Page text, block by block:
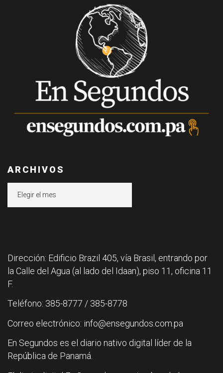
ARCHIVOS
Dirección: Edificio Brazil 405, vía Brasil, entrando por
la Calle del Agua (al lado del Idaan), piso 11, oficina 11
F.
Teléfono: 385-8777 / 385-8778
Correo electrónico: info@ensegundos.com.pa
En Segundos es el diario nativo digital líder de la
República de Panamá.